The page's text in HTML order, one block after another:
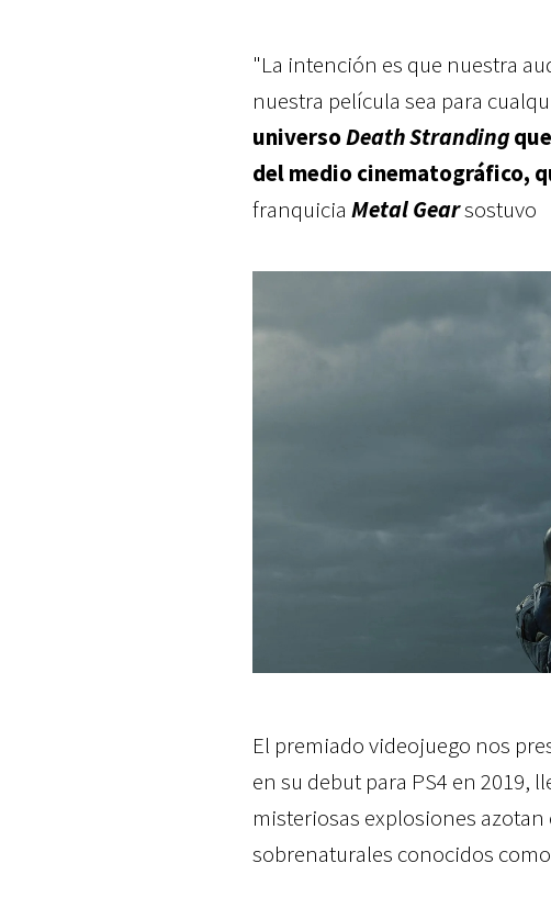
"La intención es que nuestra
nuestra película sea para
universoDeath Stranding
del medio cinematográfico,
franquicia Metal Gearsostuvo
El premiado videojuego nos
en su debut para PS4 en 2019,
misteriosas explosiones
sobrenaturales conocidos como